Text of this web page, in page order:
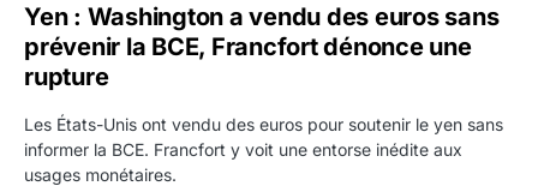
Yen : Washington a vendu des euros sans
prévenir la BCE, Francfort dénonce une
rupture
Les États-Unis ont vendu des euros pour soutenir le yen sans
informer la BCE. Francfort y voit une entorse inédite aux
usages monétaires.